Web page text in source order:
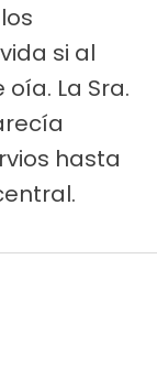
si al
La Sra.
hasta